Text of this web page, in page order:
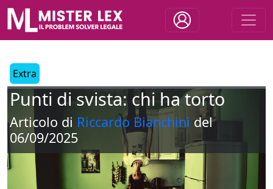
Extra
Punti di svista: chi ha torto
Articolo di Riccardo Bianchini del
06/09/2025